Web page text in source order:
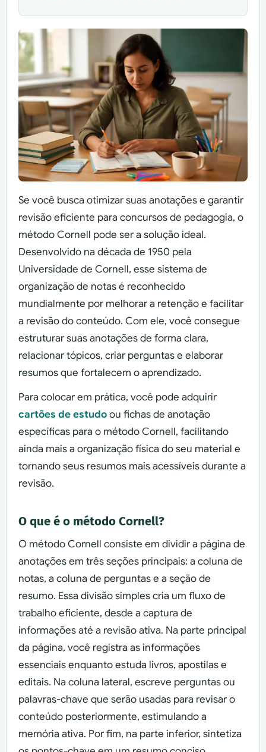
Se você busca otimizar suas anotações e garantir
revisão eficiente para concursos de pedagogia, o
método Cornell pode ser a solução ideal.
Desenvolvido na década de 1950 pela
Universidade de Cornell, esse sistema de
organização de notas é reconhecido
mundialmente por melhorar a retenção e facilitar
a revisão do conteúdo. Com ele, você consegue
estruturar suas anotações de forma clara,
relacionar tópicos, criar perguntas e elaborar
resumos que fortalecem o aprendizado.
Para colocar em prática, você pode adquirir
cartões de estudoou fichas de anotação
específicas para o método Cornell, facilitando
ainda mais a organização física do seu material e
tornando seus resumos mais acessíveis durante a
revisão.
O que é o método Cornell?
O método Cornell consiste em dividir a página de
anotações em três seções principais: a coluna de
notas, a coluna de perguntas e a seção de
resumo. Essa divisão simples cria um fluxo de
trabalho eficiente, desde a captura de
informações até a revisão ativa. Na parte principal
da página, você registra as informações
essenciais enquanto estuda livros, apostilas e
editais. Na coluna lateral, escreve perguntas ou
palavras-chave que serão usadas para revisar o
conteúdo posteriormente, estimulando a
memória ativa. Por fim, na parte inferior, sintetiza